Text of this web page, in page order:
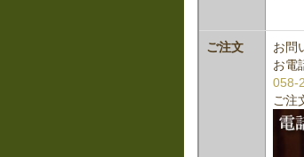
ご注文
お問
お電
058-
ご注